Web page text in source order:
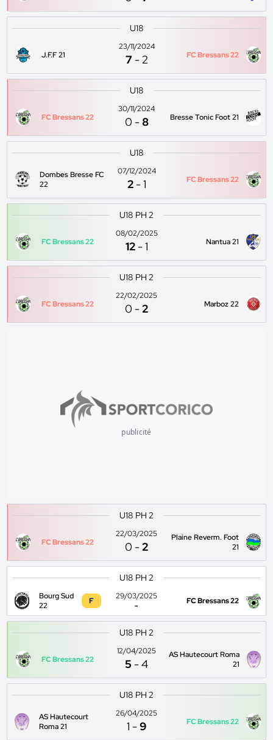
U18
J.F.F 21
23/11/2024
7 -2 FC Bressans 22
U18
FC Bressans 22
30/11/2024
0 -8 Bresse Tonic Foot 21
U18
Dombes Bresse FC
22
07/12/2024
2 -1 FC Bressans 22
U18 PH 2
FC Bressans 22
08/02/2025
12 -1 Nantua 21
U18 PH 2
FC Bressans 22
22/02/2025
0 -2 Marboz 22
publicité
U18 PH 2
FC Bressans 22
22/03/2025
0 -2
Plaine Reverm. Foot
21
U18 PH 2
Bourg Sud
22
F
29/03/2025
-
FC Bressans 22
U18 PH 2
FC Bressans 22
12/04/2025
5 -4
AS Hautecourt Roma
21
U18 PH 2
AS Hautecourt
Roma 21
26/04/2025
1 -9 FC Bressans 22